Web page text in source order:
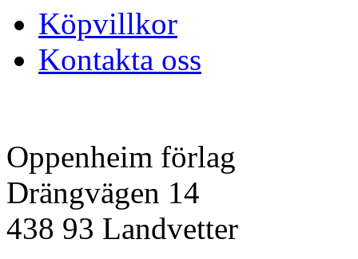
Köpvillkor
Kontakta oss
Oppenheim förlag
Drängvägen 14
438 93 Landvetter